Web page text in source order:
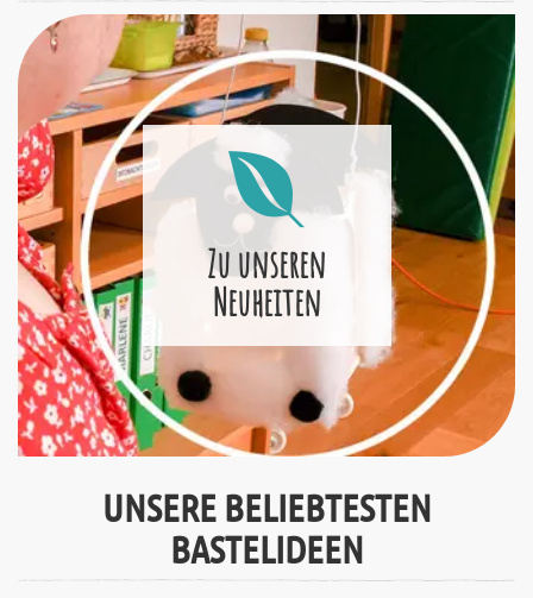
Zu unseren
Neuheiten
UNSERE BELIEBTESTEN
BASTELIDEEN